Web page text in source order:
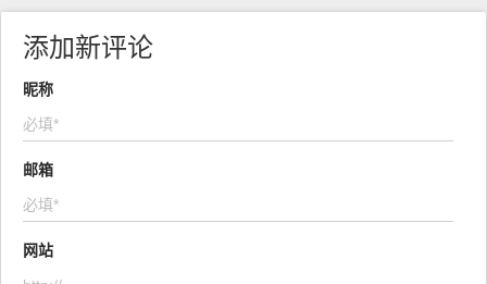
添加新评论
昵称
邮箱
网站